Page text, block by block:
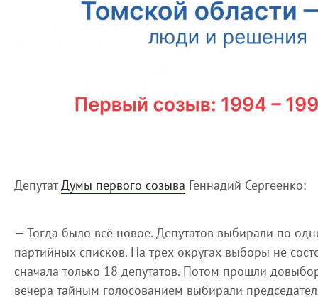
Депутат Думы первого созыва Геннадий Сергеенко:
— Тогда было всё новое. Депутатов выбирали по
партийных списков. На трех округах выборы не
сначала только 18 депутатов. Потом прошли
вечера тайным голосованием выбирали